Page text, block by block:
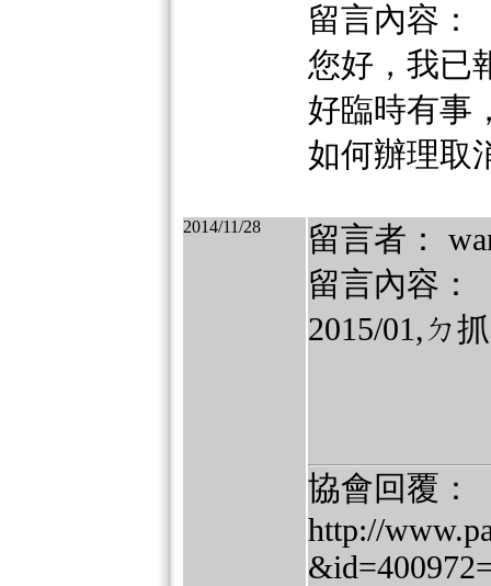
留言內容：
您好，我已
好臨時有事
如何辦理取
2014/11/28
留言者：
留言內容：
2015/01,ㄉ
協會回覆：
http://